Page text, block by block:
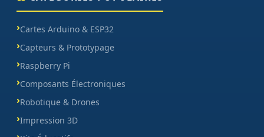
Cartes Arduino & ESP32
Capteurs & Prototypage
Raspberry Pi
Composants Électroniques
Robotique & Drones
Impression 3D